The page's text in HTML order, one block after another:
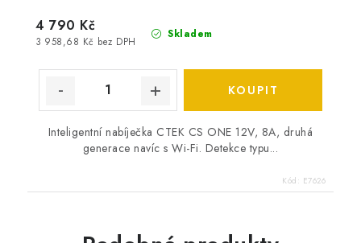
Skladem
3 958,68 Kč bez DPH
4 790 Kč
Inteligentní nabíječka CTEK CS ONE 12V, 8A, druhá
generace navíc s Wi-Fi. Detekce typu...
Kód: E7626